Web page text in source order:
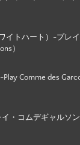
イトハート）-プレ
）
Comme des
・コムデギャルソン